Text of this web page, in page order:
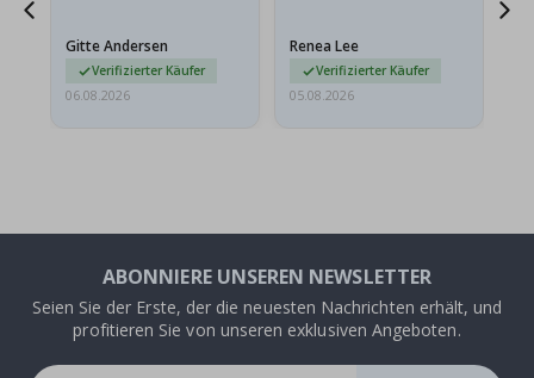
Gitte Andersen
Verifizierter Käufer
06.08.2026
beschädigt…
Renea Lee
Verifizierter Käufer
05.08.2026
ABONNIERE UNSEREN NEWSLETTER
Seien Sie der Erste, der die neuesten Nachrichten erhält, und
profitieren Sie von unseren exklusiven Angeboten.